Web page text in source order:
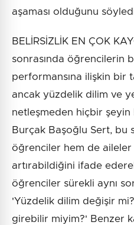
aşaması olduğunu
BELİRSİZLİK EN ÇOK
sonrasında öğrencilerin
performansına ilişkin bir
ancak yüzdelik dilim ve
netleşmeden hiçbir
Burçak Başoğlu Sert, bu
öğrenciler hem de aileler
artırabildiğini ifade
öğrenciler sürekli aynı
'Yüzdelik dilim değişir
girebilir miyim?' Benzer